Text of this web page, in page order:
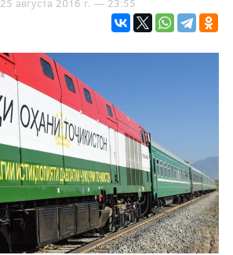
25 августа 2016 г. — 23:55